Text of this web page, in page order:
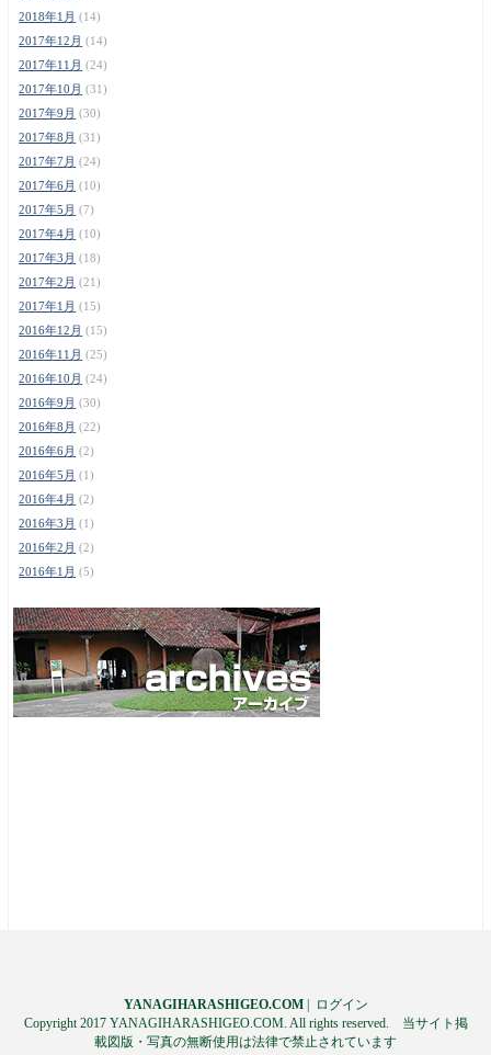
2018年1月 (14)
2017年12月 (14)
2017年11月 (24)
2017年10月 (31)
2017年9月 (30)
2017年8月 (31)
2017年7月 (24)
2017年6月 (10)
2017年5月 (7)
2017年4月 (10)
2017年3月 (18)
2017年2月 (21)
2017年1月 (15)
2016年12月 (15)
2016年11月 (25)
2016年10月 (24)
2016年9月 (30)
2016年8月 (22)
2016年6月 (2)
2016年5月 (1)
2016年4月 (2)
2016年3月 (1)
2016年2月 (2)
2016年1月 (5)
YANAGIHARASHIGEO.COM|
ログイン
Copyright 2017 YANAGIHARASHIGEO.COM. All rights reserved. 当サイト掲
載図版・写真の無断使用は法律で禁止されています